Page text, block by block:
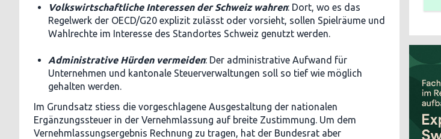
Volkswirtschaftliche Interessen der Schweiz wahren: Dort, wo es das
Regelwerk der OECD/G20 explizit zulässt oder vorsieht, sollen Spielräume und
Wahlrechte im Interesse des Standortes Schweiz genutzt werden.
Administrative Hürden vermeiden: Der administrative Aufwand für
Unternehmen und kantonale Steuerverwaltungen soll so tief wie möglich
gehalten werden.
Im Grundsatz stiess die vorgeschlagene Ausgestaltung der nationalen
Ergänzungssteuer in der Vernehmlassung auf breite Zustimmung. Um dem
Vernehmlassungsergebnis Rechnung zu tragen, hat der Bundesrat aber